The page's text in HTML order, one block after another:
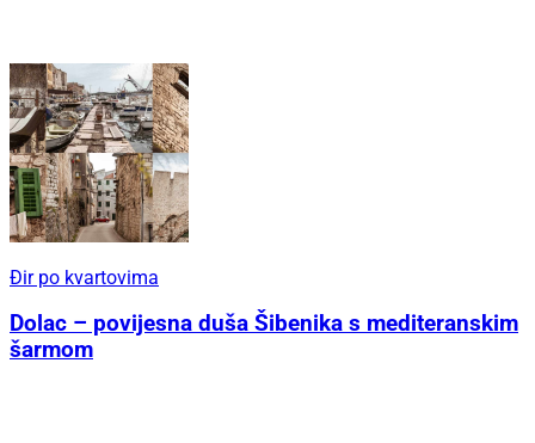
Đir po kvartovima
Dolac – povijesna duša Šibenika s mediteranskim
šarmom